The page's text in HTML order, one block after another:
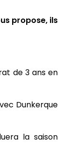
propose, ils
de 3 ans en
Dunkerque
la saison